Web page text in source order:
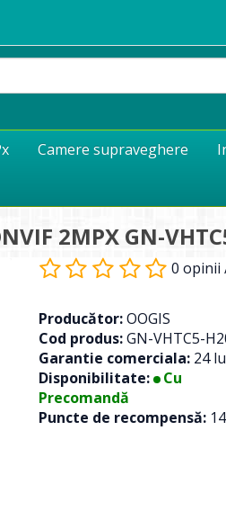
Camere supraveghere
2MPX GN-
0 opinii
Producător:OOGIS
Cod produs:GN-VHTC5-
Garantie comerciala: 24
Disponibilitate:
Cu
Precomandă
Puncte de recompensă: